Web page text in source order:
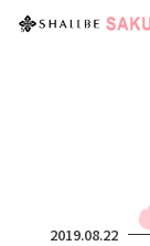
2019.08.22